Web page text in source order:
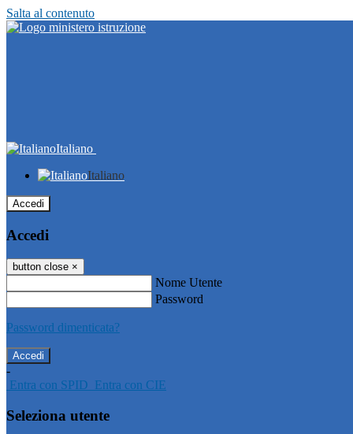
Salta al contenuto
Italiano
Italiano
Accedi
Accedi
button close ×
Nome Utente
Password
Password dimenticata?
-
Entra con SPID Entra con CIE
Seleziona utente